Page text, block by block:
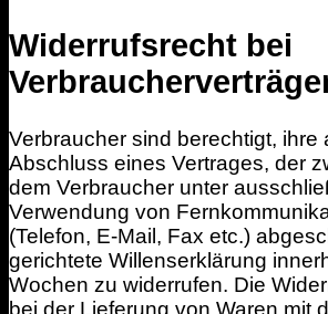
Widerrufsrecht bei
Verbraucher sind berechtigt, ihre
Abschluss eines Vertrages, der
dem Verbraucher unter
Verwendung von
(Telefon, E-Mail, Fax etc.)
gerichtete Willenserklärung
Wochen zu widerrufen. Die
bei der Lieferung von Waren mit